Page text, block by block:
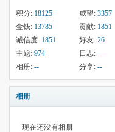
积分: 18125 威望: 3357
金钱: 13785 贡献: 1851
诚信度: 1851 好友: 26
主题: 974 日志: --
相册: -- 分享: --
相册
现在还没有相册